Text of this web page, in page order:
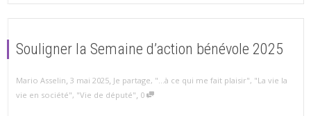
Souligner la Semaine d’action bénévole 2025
Mario Asselin, 3 mai 2025, Je partage, "...à ce qui me fait plaisir", "La vie la
vie en société", "Vie de député", 0